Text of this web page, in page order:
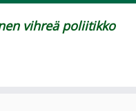
vihreä poliitikko